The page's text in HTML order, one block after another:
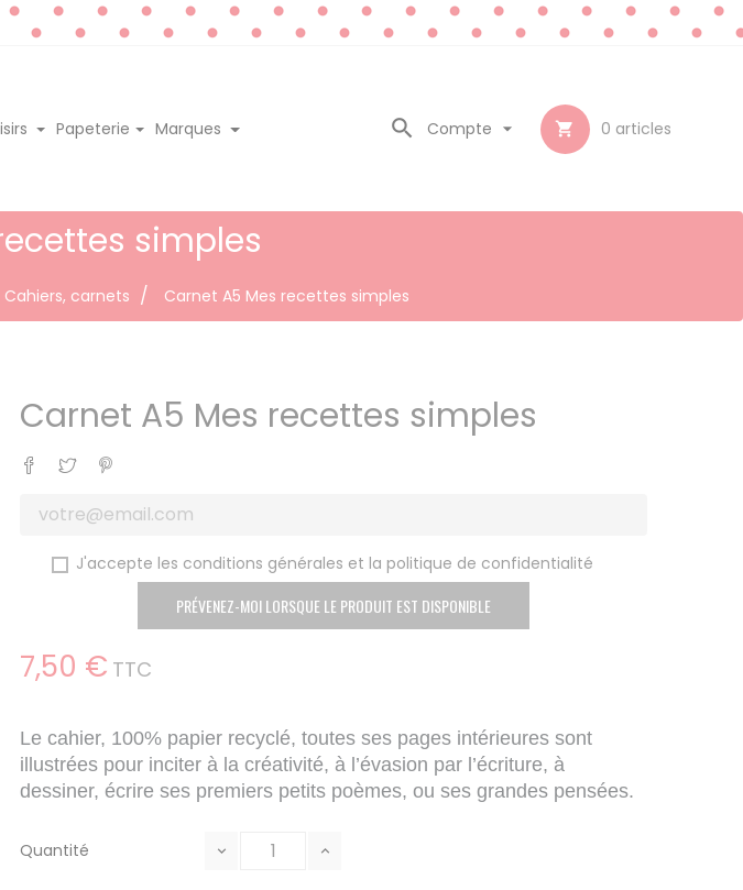
Papeterie Marques  0 articles
Compte 

simples
Cahiers, carnets Carnet A5 Mes recettes simples
Carnet A5 Mes recettes simples
Partager
Tweet
J'accepte les conditions générales et la politique de confidentialité
PRÉVENEZ-MOI LORSQUE LE PRODUIT EST DISPONIBLE
7,50 € TTC
Le cahier, 100% papier recyclé, toutes ses pages intérieures sont
illustrées pour inciter à la créativité, à l’évasion par l’écriture, à
dessiner, écrire ses premiers petits poèmes, ou ses grandes pensées.
Quantité